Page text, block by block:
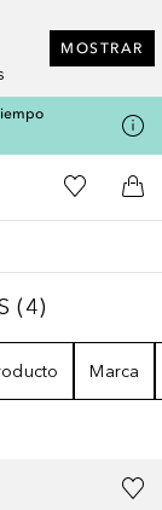
MOSTRAR
HomeMi lista de
A
4
(4)
Marca